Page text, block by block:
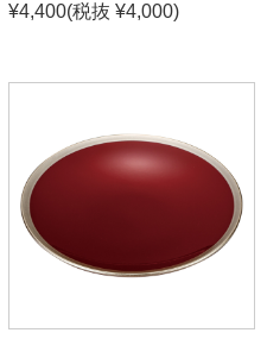
¥4,400(税抜 ¥4,000)